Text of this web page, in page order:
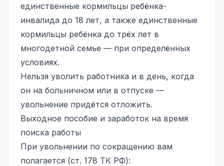
единственные кормильцы ребёнка-
инвалида до 18 лет, а также единственные
кормильцы ребёнка до трёх лет в
многодетной семье — при определённых
условиях.
Нельзя уволить работника и в день, когда
он на больничном или в отпуске —
увольнение придётся отложить.
Выходное пособие и заработок на время
поиска работы
При увольнении по сокращению вам
полагается (ст. 178 ТК РФ):